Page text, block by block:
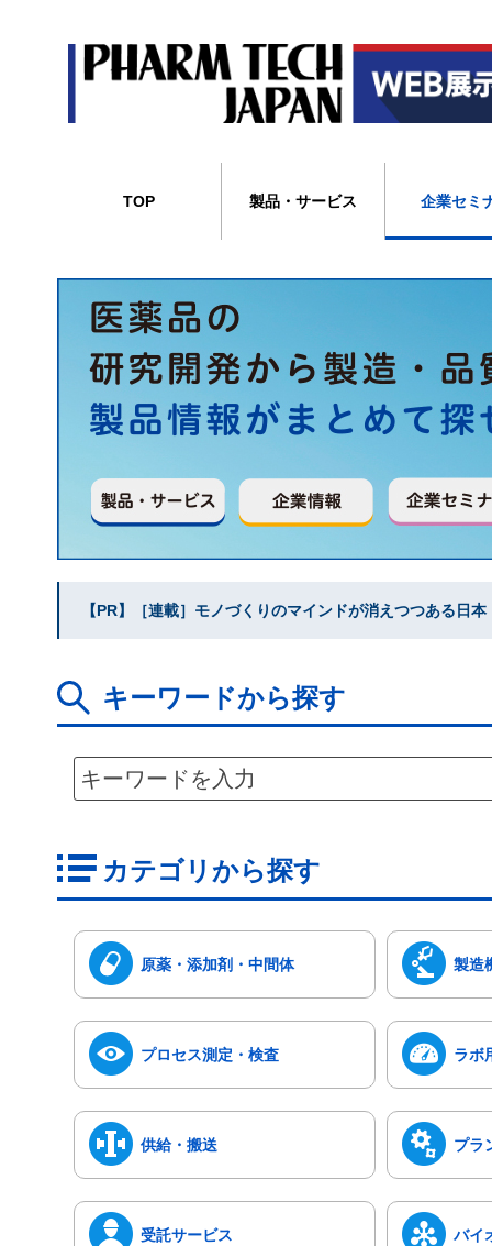
TOP 製品・サービス 企業セミ
【PR】［連載］モノづくりのマインドが消えつつある日
キーワードから探す
カテゴリから探す
原薬・添加剤・中間体 製造
プロセス測定・検査 ラボ
供給・搬送 プラ
受託サービス バイ